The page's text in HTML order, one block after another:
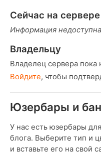
Сейчас на сервере
Информация
Владельцу
Владелец сервера пока
Войдите, чтобы
Юзербары и
У нас есть юзербары
блога. Выберите тип и
и вставьте его на свой